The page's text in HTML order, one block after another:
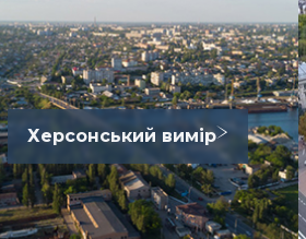
Херсонський вимір